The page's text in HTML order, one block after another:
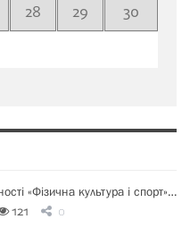
28 29
30
«Фізична культура і спорт»…
121 0